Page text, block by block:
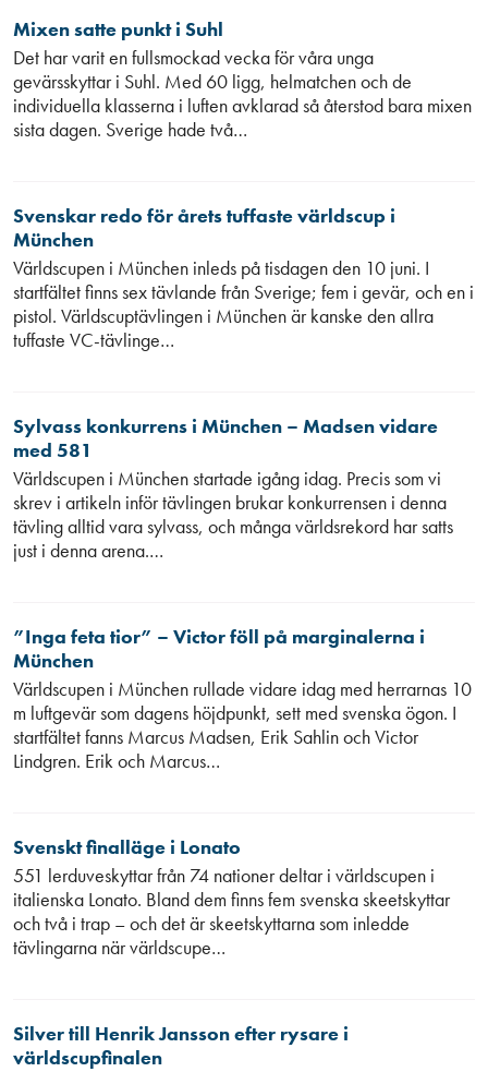
Mixen satte punkt i Suhl
Det har varit en fullsmockad vecka för våra unga
gevärsskyttar i Suhl. Med 60 ligg, helmatchen och de
individuella klasserna i luften avklarad så återstod bara mixen
sista dagen. Sverige hade två…
Svenskar redo för årets tuffaste världscup i
München
Världscupen i München inleds på tisdagen den 10 juni. I
startfältet finns sex tävlande från Sverige; fem i gevär, och en i
pistol. Världscuptävlingen i München är kanske den allra
tuffaste VC-tävlinge…
Sylvass konkurrens i München – Madsen vidare
med 581
Världscupen i München startade igång idag. Precis som vi
skrev i artikeln inför tävlingen brukar konkurrensen i denna
tävling alltid vara sylvass, och många världsrekord har satts
just i denna arena.…
”Inga feta tior” – Victor föll på marginalerna i
München
Världscupen i München rullade vidare idag med herrarnas 10
m luftgevär som dagens höjdpunkt, sett med svenska ögon. I
startfältet fanns Marcus Madsen, Erik Sahlin och Victor
Lindgren. Erik och Marcus…
Svenskt finalläge i Lonato
551 lerduveskyttar från 74 nationer deltar i världscupen i
italienska Lonato. Bland dem finns fem svenska skeetskyttar
och två i trap – och det är skeetskyttarna som inledde
tävlingarna när världscupe…
Silver till Henrik Jansson efter rysare i
världscupfinalen